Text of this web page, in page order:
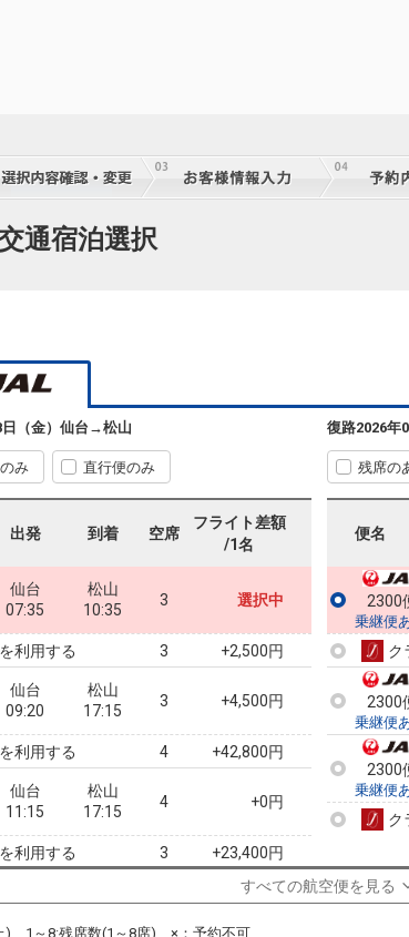
通宿泊選択
（金） 仙台 →松山
み 直行便のみ
出発 到着 空席
フライト差額
/1名
仙台
07:35
松山
10:35
3 選択中
利用する 3 +2,500円
仙台
09:20
松山
17:15
3 +4,500円
利用する 4 +42,800円
仙台
11:15
松山
17:15
4 +0円
利用する 3 +23,400円
3 +8,900円
復路2026年
残席の
便名
2300
乗継便
ク
2300
乗継便
2300
乗継便
ク
すべての航空便を見る
) 1～8:残席数(1～8席) ×：予約不可